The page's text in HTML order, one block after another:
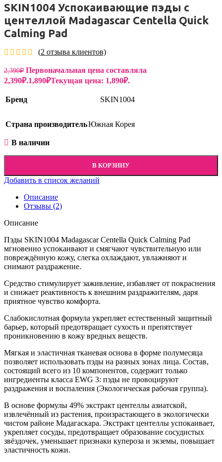
SKIN1004 Успокаивающие пэды с
центеллой Madagascar Centella Quick
Calming Pad
(2 отзыва клиентов)
2,390₽ Первоначальная цена составляла
2,390₽.1,890₽Текущая цена: 1,890₽.
Бренд SKIN1004
Страна производительЮжная Корея
В наличии
В КОРЗИНУ
Добавить в список желаний
Описание
Отзывы (2)
Описание
Пэды SKIN1004 Madagascar Centella Quick Calming Pad
мгновенно успокаивают и смягчают чувствительную или
повреждённую кожу, слегка охлаждают, увлажняют и
снимают раздражение.
Средство стимулирует заживление, избавляет от покраснения
и снижает реактивность к внешним раздражителям, даря
приятное чувство комфорта.
Слабокислотная формула укрепляет естественный защитный
барьер, который предотвращает сухость и препятствует
проникновению в кожу вредных веществ.
Мягкая и эластичная тканевая основа в форме полумесяца
позволяет использовать пэды на разных зонах лица. Состав,
состоящий всего из 10 компонентов, содержит только
ингредиенты класса EWG 3: пэды не провоцируют
раздражения и воспаления (Экологическая рабочая группа).
В основе формулы 49% экстракт центеллы азиатской,
извлечённый из растения, произрастающего в экологически
чистом районе Мадагаскара. Экстракт центеллы успокаивает,
укрепляет сосуды, предотвращает образование сосудистых
звёздочек, уменьшает признаки купероза и экземы, повышает
эластичность кожи.